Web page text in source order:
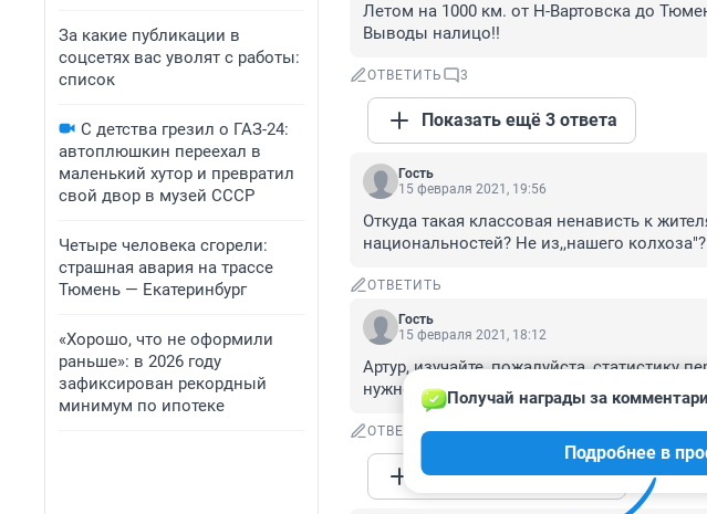
За какие публикации в
соцсетях вас уволят с работы:
список
С детства грезил о ГАЗ-24:
автоплюшкин переехал в
маленький хутор и превратил
свой двор в музей СССР
Четыре человека сгорели:
страшная авария на трассе
Тюмень — Екатеринбург
«Хорошо, что не оформили
раньше»: в 2026 году
зафиксирован рекордный
минимум по ипотеке
Летом на 1000 км. от Н-Вартовска до
Выводы налицо!!
ОТВЕТИТЬ 3
Показать ещё 3 ответа
Гость
15 февраля 2021, 19:56
Откуда такая классовая ненависть к
национальностей? Не из,,нашего колхоза"?
ОТВЕТИТЬ
Гость
15 февраля 2021, 18:12
Артур, изучайте, пожалуйста, статистику
нужно людям врать, контрпродуктивно это
ОТВЕТИТЬ 1
Показать ещё 1 ответ
Получай награды за
Подробнее в